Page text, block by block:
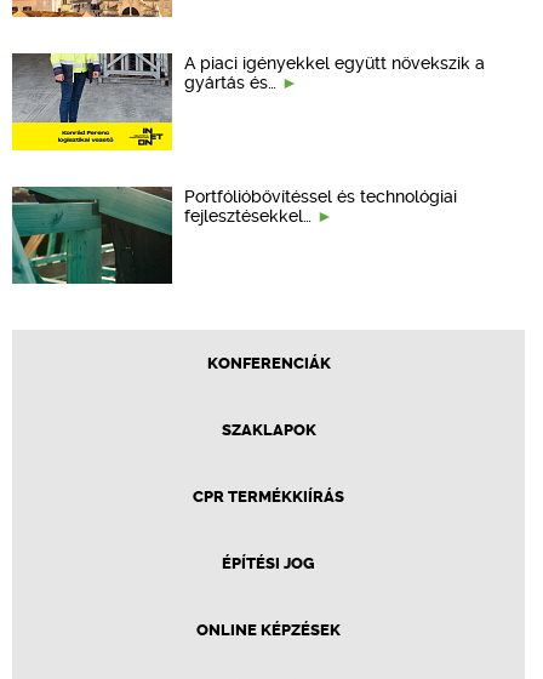
A piaci igényekkel együtt növekszik a
gyártás és…
Portfólióbővítéssel és technológiai
fejlesztésekkel…
KONFERENCIÁK
SZAKLAPOK
CPR TERMÉKKIÍRÁS
ÉPÍTÉSI JOG
ONLINE KÉPZÉSEK